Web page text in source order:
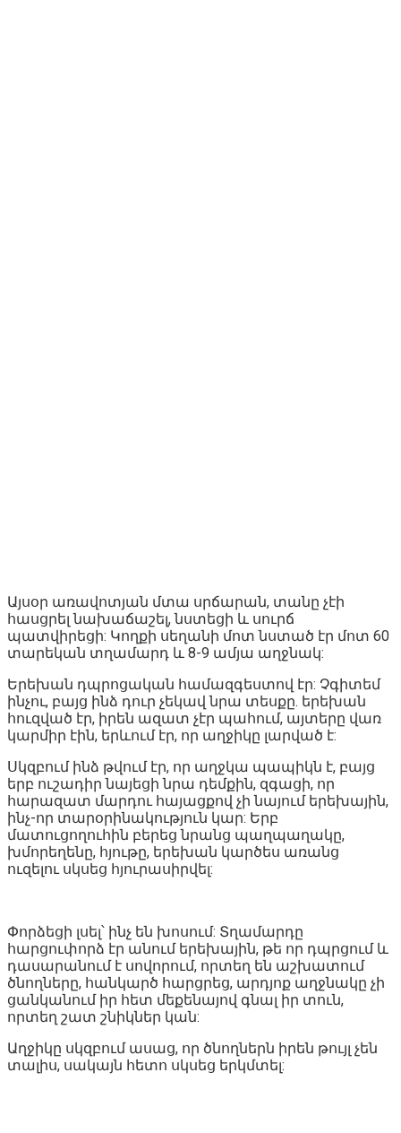
Այսօր առավոտյան մտա սրճարան, տանը չէի
հասցրել նախաճաշել, նստեցի և սուրճ
պատվիրեցի: Կողքի սեղանի մոտ նստած էր մոտ 60
տարեկան տղամարդ և 8-9 ամյա աղջնակ:
Երեխան դպրոցական համազգեստով էր: Չգիտեմ
ինչու, բայց ինձ դուր չեկավ նրա տեսքը. երեխան
հուզված էր, իրեն ազատ չէր պահում, այտերը վառ
կարմիր էին, երևում էր, որ աղջիկը լարված է:
Սկզբում ինձ թվում էր, որ աղջկա պապիկն է, բայց
երբ ուշադիր նայեցի նրա դեմքին, զգացի, որ
հարազատ մարդու հայացքով չի նայում երեխային,
ինչ-որ տարօրինակություն կար: Երբ
մատուցողուհին բերեց նրանց պաղպաղակը,
խմորեղենը, հյութը, երեխան կարծես առանց
ուզելու սկսեց հյուրասիրվել:
Փորձեցի լսել՝ ինչ են խոսում: Տղամարդը
հարցուփորձ էր անում երեխային, թե որ դպրցում և
դասարանում է սովորում, որտեղ են աշխատում
ծնողները, հանկարծ հարցրեց, արդյոք աղջնակը չի
ցանկանում իր հետ մեքենայով գնալ իր տուն,
որտեղ շատ շնիկներ կան:
Աղջիկը սկզբում ասաց, որ ծնողներն իրեն թույլ չեն
տալիս, սակայն հետո սկսեց երկմտել: